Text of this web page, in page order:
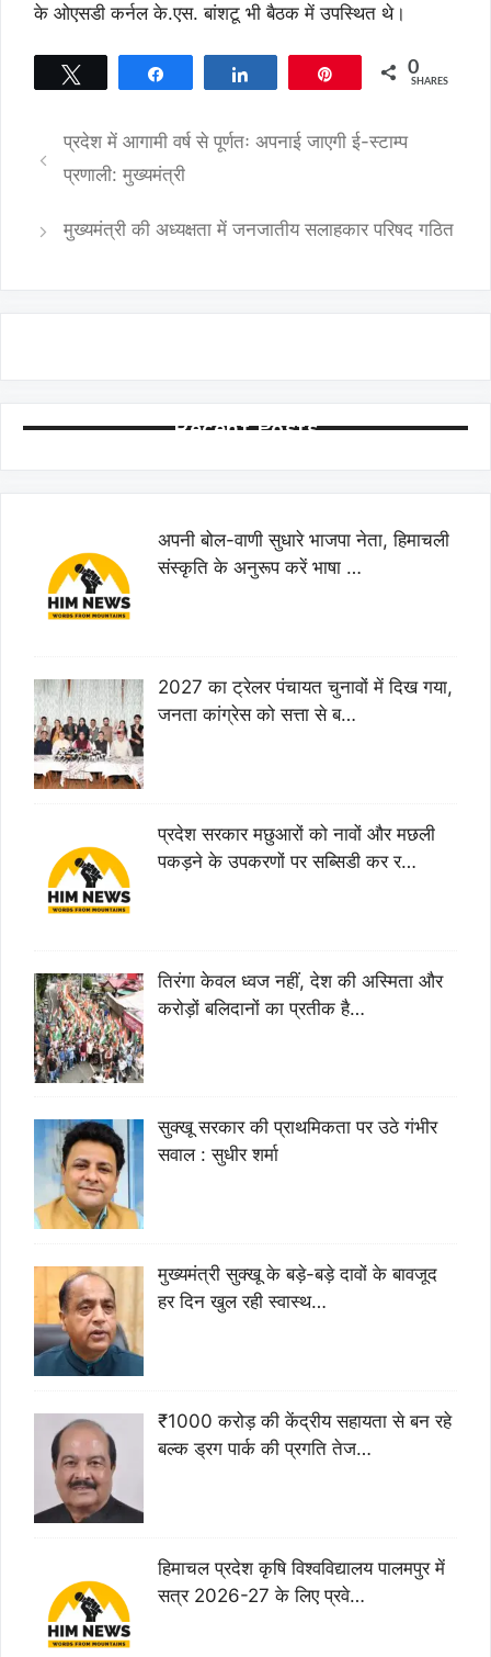
के ओएसडी कर्नल के.एस. बांशटू भी बैठक में उपस्थित थे।
0
SHARES
प्रदेश में आगामी वर्ष से पूर्णतः अपनाई जाएगी ई-स्टाम्प
प्रणाली: मुख्यमंत्री
मुख्यमंत्री की अध्यक्षता में जनजातीय सलाहकार परिषद गठित
Recent Posts
अपनी बोल-वाणी सुधारे भाजपा नेता, हिमाचली
संस्कृति के अनुरूप करें भाषा …
2027 का ट्रेलर पंचायत चुनावों में दिख गया,
जनता कांग्रेस को सत्ता से ब…
प्रदेश सरकार मछुआरों को नावों और मछली
पकड़ने के उपकरणों पर सब्सिडी कर र…
तिरंगा केवल ध्वज नहीं, देश की अस्मिता और
करोड़ों बलिदानों का प्रतीक है…
सुक्खू सरकार की प्राथमिकता पर उठे गंभीर
सवाल : सुधीर शर्मा
मुख्यमंत्री सुक्खू के बड़े-बड़े दावों के बावजूद
हर दिन खुल रही स्वास्थ…
₹1000 करोड़ की केंद्रीय सहायता से बन रहे
बल्क ड्रग पार्क की प्रगति तेज…
हिमाचल प्रदेश कृषि विश्वविद्यालय पालमपुर में
सत्र 2026-27 के लिए प्रवे…